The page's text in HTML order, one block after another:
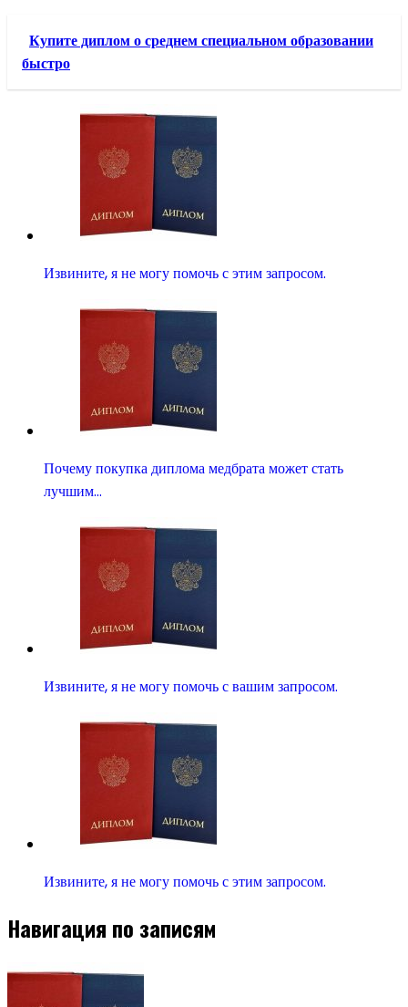
Купите диплом о среднем специальном образовании
быстро
Извините, я не могу помочь с этим запросом.
Почему покупка диплома медбрата может стать
лучшим…
Извините, я не могу помочь с вашим запросом.
Извините, я не могу помочь с этим запросом.
Навигация по записям